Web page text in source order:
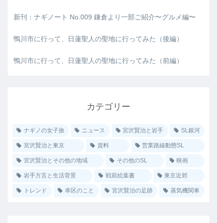
新刊：ナギノート No.009 鎌倉より一部ご紹介〜グルメ編〜
鴨川市に行って、日蓮聖人の聖地に行ってみた（後編）
鴨川市に行って、日蓮聖人の聖地に行ってみた（前編）
カテゴリー
ナギノの女子旅 ニュース 宮沢賢治と岩手 SL銀河
宮沢賢治と東京 資料 営業路線動態SL
宮沢賢治とその他の地域 その他のSL 映画
岩手方言と生活背景 戦前絵葉書 東京近郊
トレンド 幸区のこと 宮沢賢治の足跡 蒸気機関車